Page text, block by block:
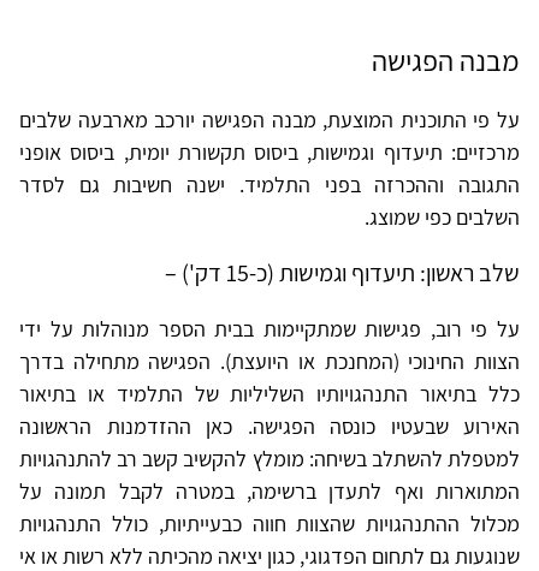
מבנה הפגישה
על פי התוכנית המוצעת, מבנה הפגישה יורכב מארבעה שלבים
מרכזיים: תיעדוף וגמישות, ביסוס תקשורת יומית, ביסוס אופני
התגובה וההכרזה בפני התלמיד. ישנה חשיבות גם לסדר
השלבים כפי שמוצג.
שלב ראשון: תיעדוף וגמישות (כ-15 דק') –
על פי רוב, פגישות שמתקיימות בבית הספר מנוהלות על ידי
הצוות החינוכי (המחנכת או היועצת). הפגישה מתחילה בדרך
כלל בתיאור התנהגויותיו השליליות של התלמיד או בתיאור
האירוע שבעטיו כונסה הפגישה. כאן ההזדמנות הראשונה
למטפלת להשתלב בשיחה: מומלץ להקשיב קשב רב להתנהגויות
המתוארות ואף לתעדן ברשימה, במטרה לקבל תמונה על
מכלול ההתנהגויות שהצוות חווה כבעייתיות, כולל התנהגויות
שנוגעות גם לתחום הפדגוגי, כגון יציאה מהכיתה ללא רשות או אי